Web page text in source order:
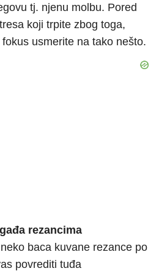
tj. njenu molbu. Pored
koji trpite zbog toga,
usmerite na tako nešto.
rezancima
baca kuvane rezance po
povrediti tuđa